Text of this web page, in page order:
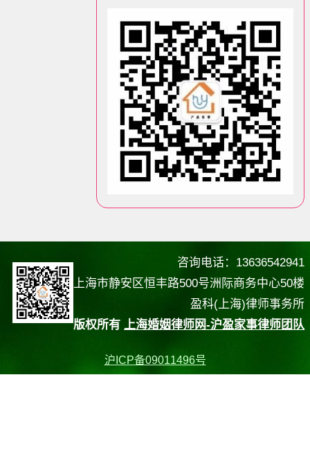
咨询电话：13636542941
上海市静安区恒丰路500号洲际商务中心50楼
盈科(上海)律师事务所
版权所有 上海婚姻律师网-沪盈家事律师团队
沪ICP备09011496号